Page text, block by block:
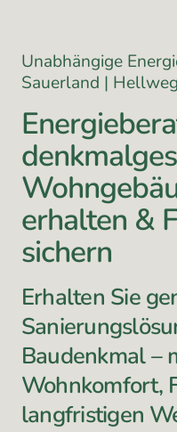
Unabhängige
Sauerland |
erhalten &
sichern
Erhalten Sie
Baudenkmal –
Wohnkomfort,
langfristigen